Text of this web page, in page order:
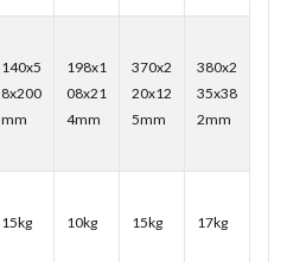
140x5
8x200
mm
198x1
08x21
4mm
370x2
20x12
5mm
380x2
35x38
2mm
15kg 10kg 15kg 17kg